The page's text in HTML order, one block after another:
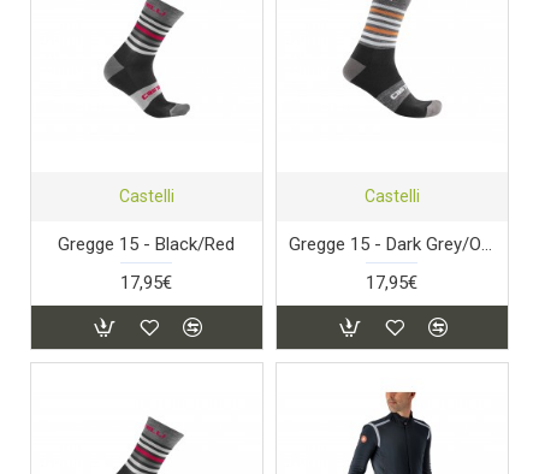
Castelli
Gregge 15 - Black/Red
17,95€
Castelli
Gregge 15 - Dark Grey/Orange
17,95€